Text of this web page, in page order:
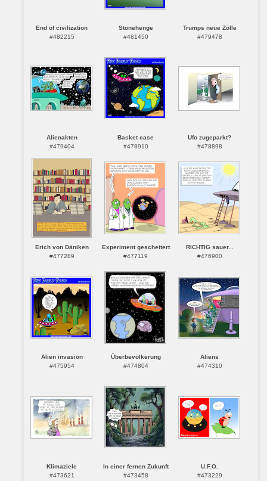
End of civilization
#482215
Stonehenge
#481450
Trumps neue Zölle
#479478
Alienakten
#479404
Basket case
#478910
Ufo zugeparkt?
#478898
Erich von Däniken
#477289
Experiment gescheitert
#477119
RICHTIG sauer...
#476900
Alien invasion
#475954
Überbevölkerung
#474804
Aliens
#474310
Klimaziele
#473621
In einer fernen Zukunft
#473458
U.F.O.
#473229